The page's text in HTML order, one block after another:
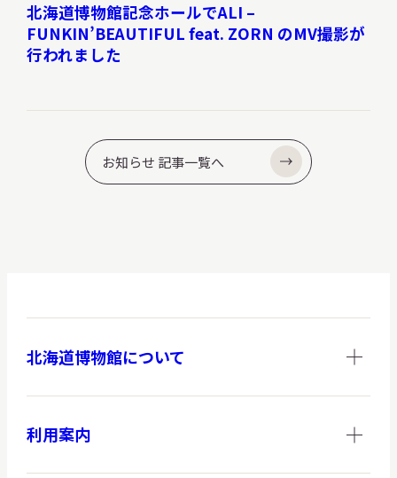
北海道博物館記念ホールでALI –
FUNKIN’BEAUTIFUL feat. ZORN のMV撮影が
行われました
お知らせ 記事一覧へ
北海道博物館について
利用案内